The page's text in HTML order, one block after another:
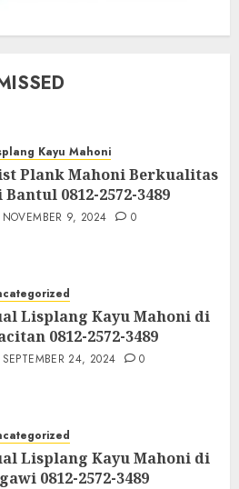
Kayu Mahoni
Plank Mahoni Berkualitas
Bantul 0812-2572-3489
NOVEMBER 9, 2024 0
Lisplang Kayu Mahoni di
0812-2572-3489
SEPTEMBER 24, 2024 0
Lisplang Kayu Mahoni di
0812-2572-3489